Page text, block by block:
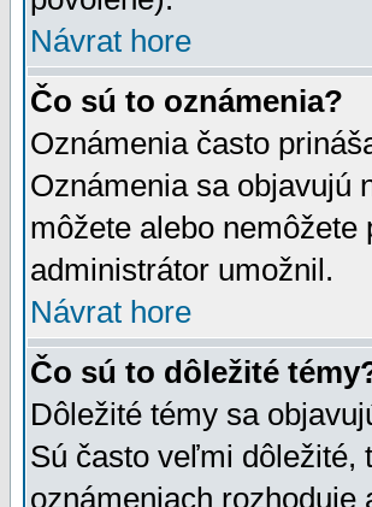
Návrat hore
Čo sú to oznámenia?
Oznámenia často
Oznámenia sa objavujú
môžete alebo
administrátor umožnil.
Návrat hore
Čo sú to dôležité
Dôležité témy sa
Sú často veľmi dôležité,
oznámeniach